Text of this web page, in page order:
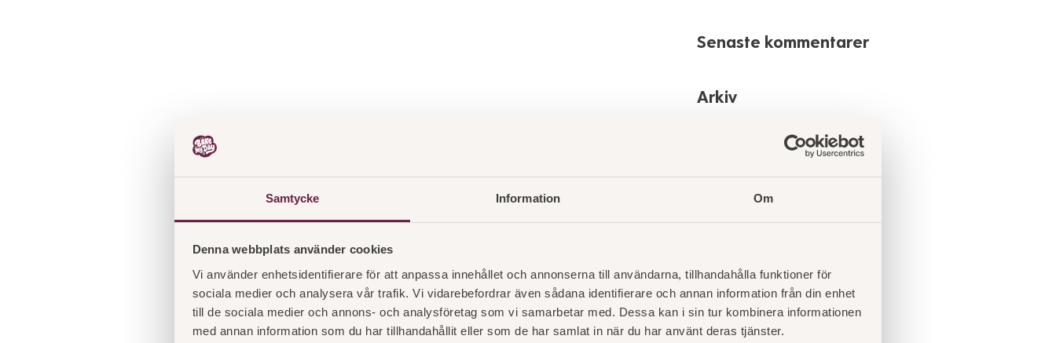
Samtycke Information Om
Denna webbplats använder cookies
Vi använder enhetsidentifierare för att anpassa innehållet och annonserna till användarna, tillhandahålla funktioner för
sociala medier och analysera vår trafik. Vi vidarebefordrar även sådana identifierare och annan information från din enhet
till de sociala medier och annons- och analysföretag som vi samarbetar med. Dessa kan i sin tur kombinera informationen
med annan information som du har tillhandahållit eller som de har samlat in när du har använt deras tjänster.
Senaste kommentarer
Arkiv
januari 2022
oktober 2021
april 2020
Kategorier
Nyheter